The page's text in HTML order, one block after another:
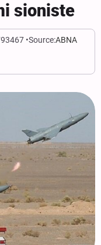
sioniste
Source:ABNA